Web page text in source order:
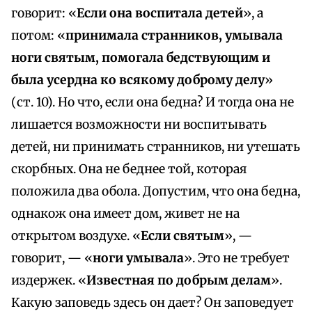
говорит: «Если она воспитала детей», а
потом: «принимала странников, умывала
ноги святым, помогала бедствующим и
была усердна ко всякому доброму делу»
(ст. 10). Но что, если она бедна? И тогда она не
лишается возможности ни воспитывать
детей, ни принимать странников, ни утешать
скорбных. Она не беднее той, которая
положила два обола. Допустим, что она бедна,
однакож она имеет дом, живет не на
открытом воздухе. «Если святым», —
говорит, — «ноги умывала». Это не требует
издержек. «Известная по добрым делам».
Какую заповедь здесь он дает? Он заповедует